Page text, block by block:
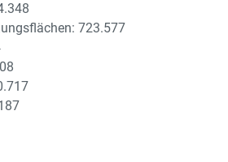
723.577